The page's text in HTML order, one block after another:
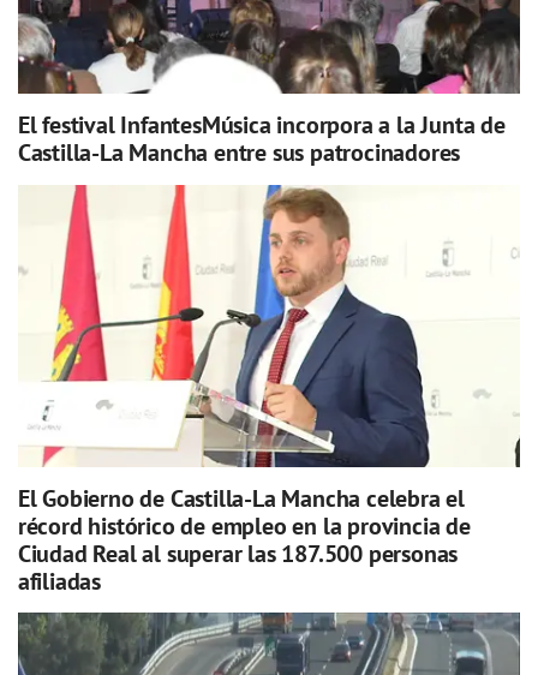
El festival InfantesMúsica incorpora a la Junta de
Castilla-La Mancha entre sus patrocinadores
El Gobierno de Castilla-La Mancha celebra el
récord histórico de empleo en la provincia de
Ciudad Real al superar las 187.500 personas
afiliadas